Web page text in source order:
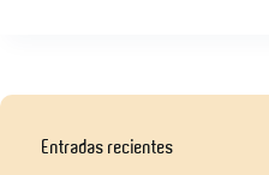
Entradas recientes